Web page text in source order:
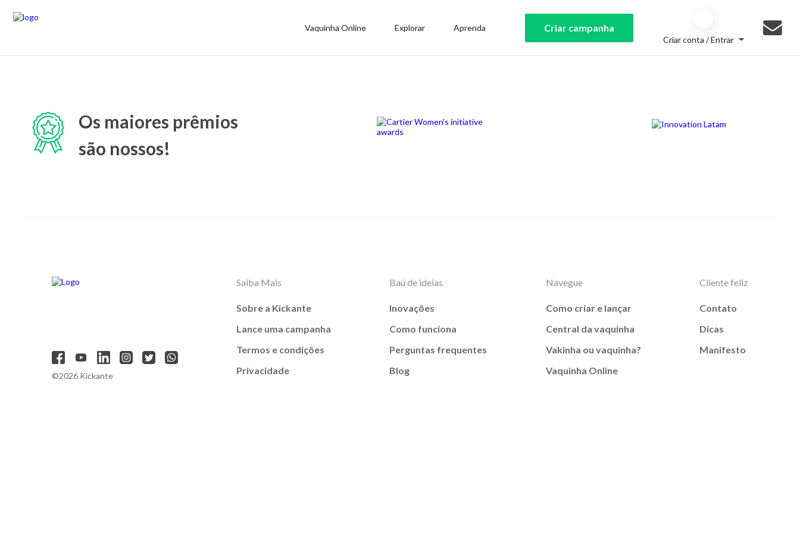
Vaquinha Online Explorar Aprenda Criar campanha
Criar conta / Entrar
Os maiores prêmios
são nossos!
©2026 Kickante
Saiba Mais
Sobre a Kickante
Lance uma campanha
Termos e condições
Privacidade
Baú de ideias
Inovações
Como funciona
Perguntas frequentes
Blog
Navegue
Como criar e lançar
Central da vaquinha
Vakinha ou vaquinha?
Vaquinha Online
Cliente feliz
Contato
Dicas
Manifesto